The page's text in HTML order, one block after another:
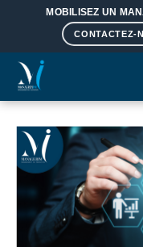
MOBILISEZ UN
CONTACTEZ-
Aller au contenu principal